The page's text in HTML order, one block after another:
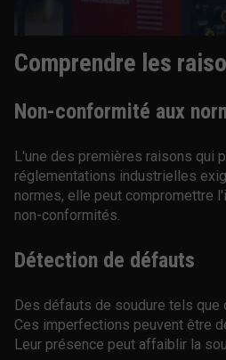
Comprendre les
Non-conformité aux
L'une des premières raisons qui
réglementations industrielles
normes, elle peut compromettre
non-conformités.
Détection de défauts
Des défauts de soudure tels
Ces imperfections peuvent être
Leur présence peut affaiblir la